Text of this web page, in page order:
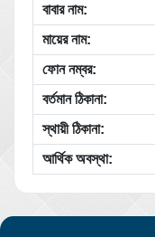
বাবার নাম:
মায়ের নাম:
ফোন নম্বর:
বর্তমান ঠিকানা:
স্থায়ী ঠিকানা:
আর্থিক অবস্থা: